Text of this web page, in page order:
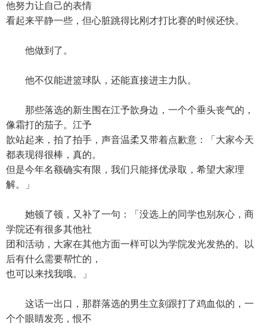
他努力让自己的表情
看起来平静一些，但心脏跳得比刚才打比赛的时候还快。
他做到了。
他不仅能进篮球队，还能直接进主力队。
那些落选的新生围在江予歆身边，一个个垂头丧气的，
像霜打的茄子。江予
歆站起来，拍了拍手，声音温柔又带着点歉意：「大家今天
都表现得很棒，真的。
但是今年名额确实有限，我们只能择优录取，希望大家理
解。」
她顿了顿，又补了一句：「没选上的同学也别灰心，商
学院还有很多其他社
团和活动，大家在其他方面一样可以为学院发光发热的。以
后有什么需要帮忙的，
也可以来找我哦。」
这话一出口，那群落选的男生立刻跟打了鸡血似的，一
个个眼睛发亮，恨不